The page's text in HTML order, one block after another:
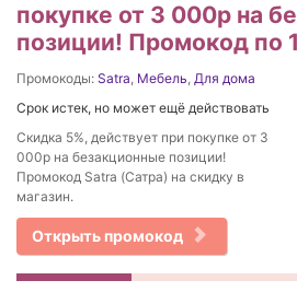
покупке от 3 000р на
позиции! Промокод по
Промокоды: Satra, Мебель, Для дома
Срок истек, но может ещё действовать
Скидка 5%, действует при покупке от 3
000р на безакционные позиции!
Промокод Satra (Сатра) на скидку в
магазин.
Открыть промокод